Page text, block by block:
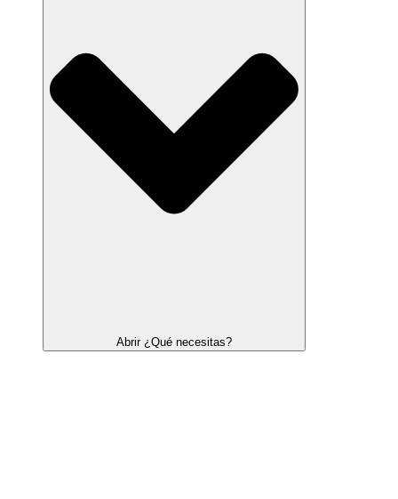
Abrir ¿Qué necesitas?